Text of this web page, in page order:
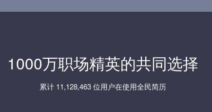
1000万职场精英的共同选择
累计 11,128,463 位用户在使用全民简历